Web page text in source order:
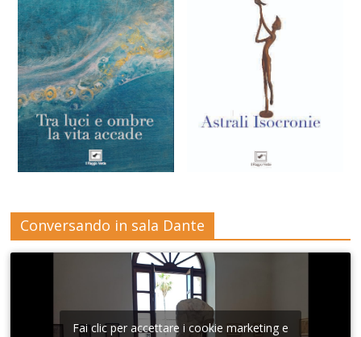
Conversando in sala Dante
Fai clic per accettare i cookie marketing e